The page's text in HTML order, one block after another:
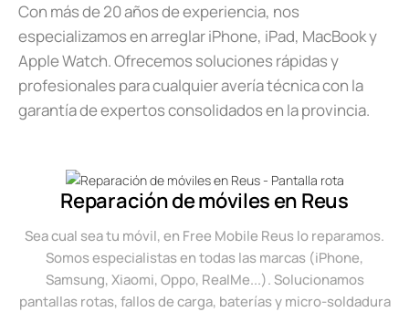
Con más de 20 años de experiencia, nos
especializamos en arreglar iPhone, iPad, MacBook y
Apple Watch. Ofrecemos soluciones rápidas y
profesionales para cualquier avería técnica con la
garantía de expertos consolidados en la provincia.
Reparación de móviles en Reus
Sea cual sea tu móvil, en Free Mobile Reus lo reparamos.
Somos especialistas en todas las marcas (iPhone,
Samsung, Xiaomi, Oppo, RealMe...). Solucionamos
pantallas rotas, fallos de carga, baterías y micro-soldadura